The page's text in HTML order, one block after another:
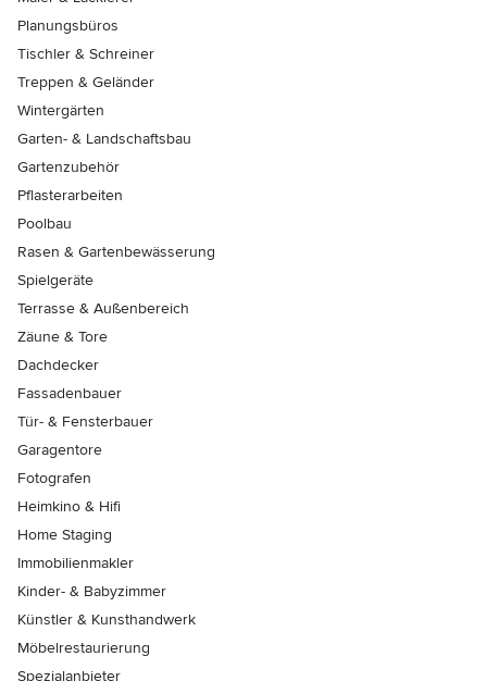
Planungsbüros
Tischler & Schreiner
Treppen & Geländer
Wintergärten
Garten- & Landschaftsbau
Gartenzubehör
Pflasterarbeiten
Poolbau
Rasen & Gartenbewässerung
Spielgeräte
Terrasse & Außenbereich
Zäune & Tore
Dachdecker
Fassadenbauer
Tür- & Fensterbauer
Garagentore
Fotografen
Heimkino & Hifi
Home Staging
Immobilienmakler
Kinder- & Babyzimmer
Künstler & Kunsthandwerk
Möbelrestaurierung
Spezialanbieter